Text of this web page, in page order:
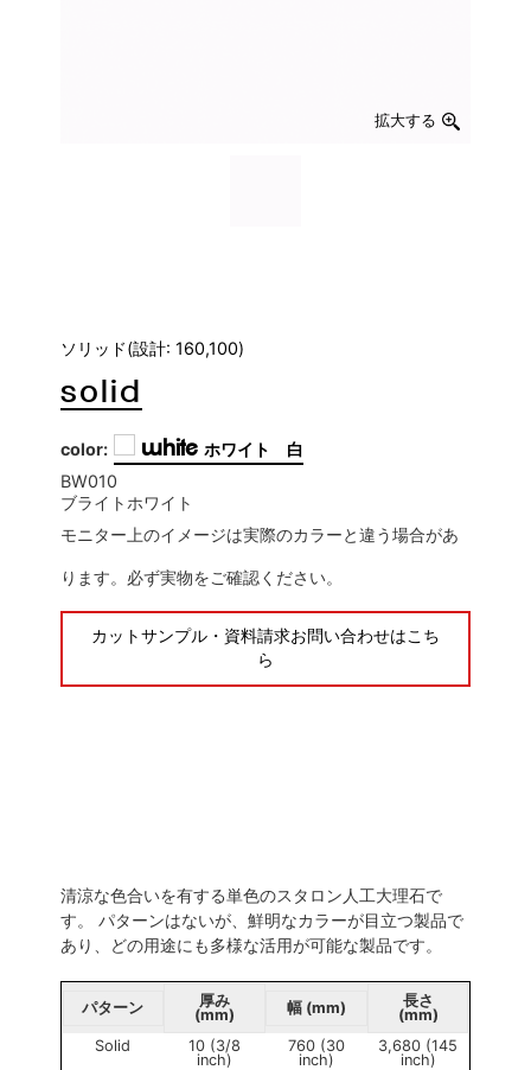
拡大する
ソリッド(設計: 160,100)
solid
color: white ホワイト 白
BW010
ブライトホワイト
モニター上のイメージは実際のカラーと違う場合があ
ります。必ず実物をご確認ください。
カットサンプル・資料請求お問い合わせはこち
ら
清涼な色合いを有する単色のスタロン人工大理石で
す。 パターンはないが、鮮明なカラーが目立つ製品で
あり、どの用途にも多様な活用が可能な製品です。
パターン
厚み
(mm)
幅 (mm)
長さ
(mm)
Solid
10 (3/8
inch)
760 (30
inch)
3,680 (145
inch)